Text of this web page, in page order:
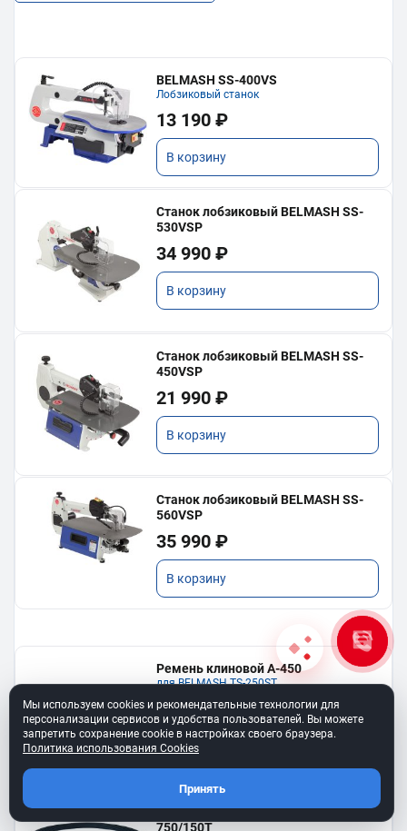
BELMASH SS-400VS
Лобзиковый станок
13 190 ₽
В корзину
Станок лобзиковый BELMASH SS-
530VSP
34 990 ₽
В корзину
Станок лобзиковый BELMASH SS-
450VSP
21 990 ₽
В корзину
Станок лобзиковый BELMASH SS-
560VSP
35 990 ₽
В корзину
Ремень клиновой A-450
для BELMASH TS-250SТ
550 ₽
В корзину
Ремень 6PJ610 для BELMASH BJM-
750/150T
Мы используем cookies и рекомендательные технологии для
персонализации сервисов и удобства пользователей. Вы можете
запретить сохранение cookie в настройках своего браузера.
Политика использования Cookies
Принять